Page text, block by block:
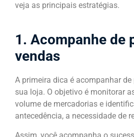
veja as principais estratégias.
1. Acompanhe de
vendas
A primeira dica é acompanhar
sua loja. O objetivo é monitorar
volume de mercadorias e
antecedência, a necessidade de